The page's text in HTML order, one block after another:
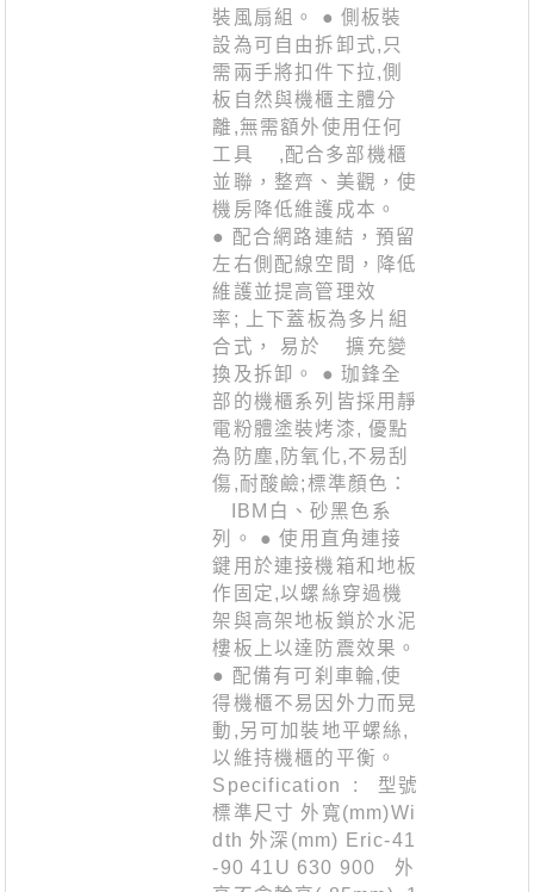
裝風扇組。 ● 側板裝
設為可自由拆卸式,只
需兩手將扣件下拉,側
板自然與機櫃主體分
離,無需額外使用任何
工具 ,配合多部機櫃
並聯，整齊、美觀，使
機房降低維護成本。
● 配合網路連結，預留
左右側配線空間，降低
維護並提高管理效
率; 上下蓋板為多片組
合式， 易於 擴充變
換及拆卸。 ● 珈鋒全
部的機櫃系列皆採用靜
電粉體塗裝烤漆, 優點
為防塵,防氧化,不易刮
傷,耐酸鹼;標準顏色：
IBM白、砂黑色系
列。 ● 使用直角連接
鍵用於連接機箱和地板
作固定,以螺絲穿過機
架與高架地板鎖於水泥
樓板上以達防震效果。
● 配備有可刹車輪,使
得機櫃不易因外力而晃
動,另可加裝地平螺絲,
以維持機櫃的平衡。
Specification : 型號
標準尺寸 外寬(mm)Wi
dth 外深(mm) Eric-41
-90 41U 630 900 外